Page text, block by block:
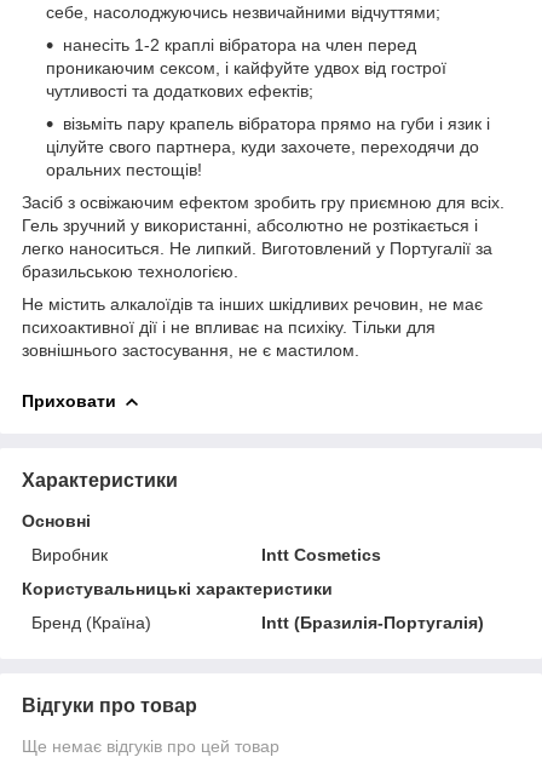
себе, насолоджуючись незвичайними відчуттями;
нанесіть 1-2 краплі вібратора на член перед
проникаючим сексом, і кайфуйте удвох від гострої
чутливості та додаткових ефектів;
візьміть пару крапель вібратора прямо на губи і язик і
цілуйте свого партнера, куди захочете, переходячи до
оральних пестощів!
Засіб з освіжаючим ефектом зробить гру приємною для всіх.
Гель зручний у використанні, абсолютно не розтікається і
легко наноситься. Не липкий. Виготовлений у Португалії за
бразильською технологією.
Не містить алкалоїдів та інших шкідливих речовин, не має
психоактивної дії і не впливає на психіку. Тільки для
зовнішнього застосування, не є мастилом.
Приховати
Характеристики
Основні
Виробник
Intt Cosmetics
Користувальницькі характеристики
Бренд (Країна)
Intt (Бразилія-Португалія)
Відгуки про товар
Ще немає відгуків про цей товар